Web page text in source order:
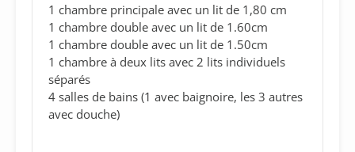
1 chambre principale avec un lit de 1,80 cm
1 chambre double avec un lit de 1.60cm
1 chambre double avec un lit de 1.50cm
1 chambre à deux lits avec 2 lits individuels
séparés
4 salles de bains (1 avec baignoire, les 3 autres
avec douche)